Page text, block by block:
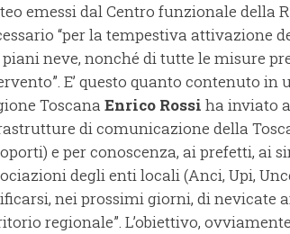
emessi dal Centro funzionale della
“per la tempestiva attivazione
neve, nonché di tutte le misure
E’ questo quanto contenuto
Toscana Enrico Rossi ha inviato
di comunicazione della
e per conoscenza, ai prefetti, ai
degli enti locali (Anci, Upi,
nei prossimi giorni, di nevicate
regionale”. L’obiettivo,